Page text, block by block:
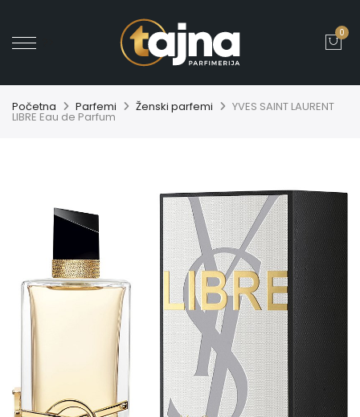
0
Početna Parfemi Ženski parfemi YVES SAINT LAURENT
LIBRE Eau de Parfum